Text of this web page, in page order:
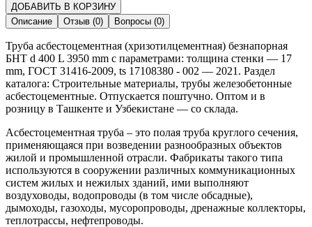
ДОБАВИТЬ В КОРЗИНУ
Описание
Отзыв (0) Вопросы (0)
Труба асбестоцементная (хризотилцементная) безнапорная
БНТ d 400 L 3950 mm с параметрами: толщина стенки — 17
mm, ГОСТ 31416-2009, ts 17108380 - 002 — 2021. Раздел
каталога: Строительные материалы, трубы железобетонные
асбестоцементные. Отпускается поштучно. Оптом и в
розницу в Ташкенте и Узбекистане — со склада.
Асбестоцементная труба – это полая труба круглого сечения,
применяющаяся при возведении разнообразных объектов
жилой и промышленной отрасли. Фабрикаты такого типа
используются в сооружении различных коммуникационных
систем жилых и нежилых зданий, ими выполняют
воздуховоды, водопроводы (в том числе обсадные),
дымоходы, газоходы, мусоропроводы, дренажные коллекторы,
теплотрассы, нефтепроводы.